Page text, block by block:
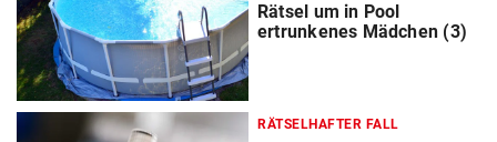
Rätsel um in Pool
ertrunkenes Mädchen (3)
RÄTSELHAFTER FALL